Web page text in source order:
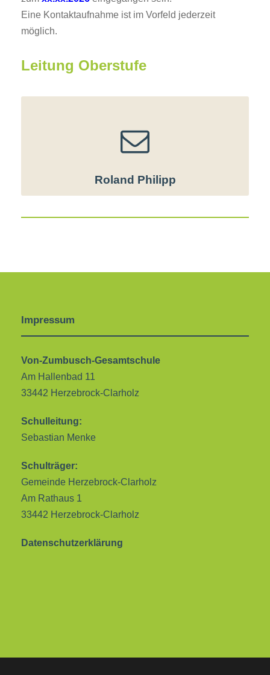
Eine Kontaktaufnahme ist im Vorfeld jederzeit
möglich.
Leitung Oberstufe
Roland Philipp
Impressum
Von-Zumbusch-Gesamtschule
Am Hallenbad 11
33442 Herzebrock-Clarholz
Schulleitung:
Sebastian Menke
Schulträger:
Gemeinde Herzebrock-Clarholz
Am Rathaus 1
33442 Herzebrock-Clarholz
Datenschutzerklärung